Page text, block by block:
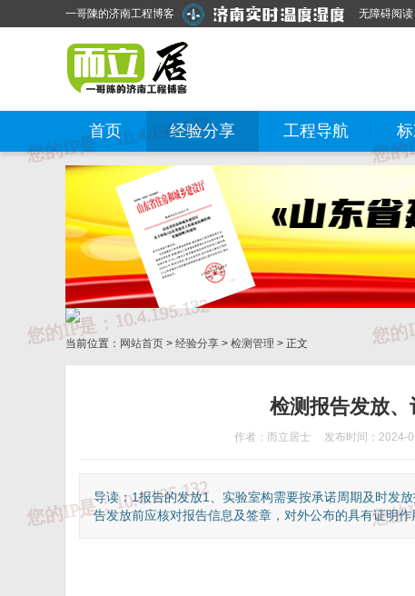
一哥陳的济南工程博客 无障碍阅读
首页 经验分享 工程导航
当前位置： 网站首页 > 经验分享 > 检测管理 > 正文
检测报告发放
作者：而立居士 发布时间：2024-
导读：1报告的发放1、实验室构需要按承诺周期及时发
告发放前应核对报告信息及签章，对外公布的具有证明作